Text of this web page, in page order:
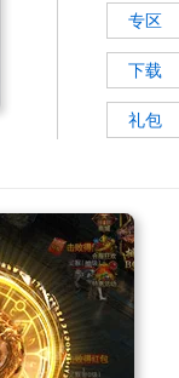
专区
下载
礼包